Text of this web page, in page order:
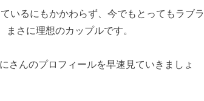
いるにもかかわらず、今でもとってもラブラ
さに理想のカップルです。
さんのプロフィールを早速見ていきましょ